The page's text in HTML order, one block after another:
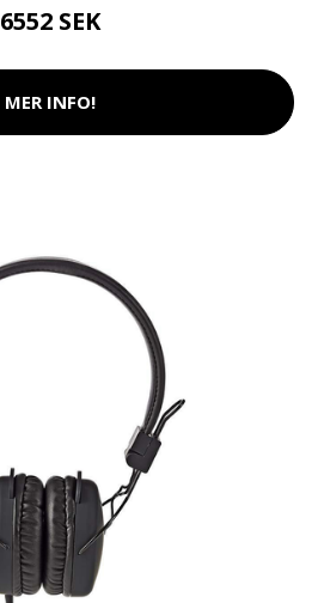
6552 SEK
MER INFO!